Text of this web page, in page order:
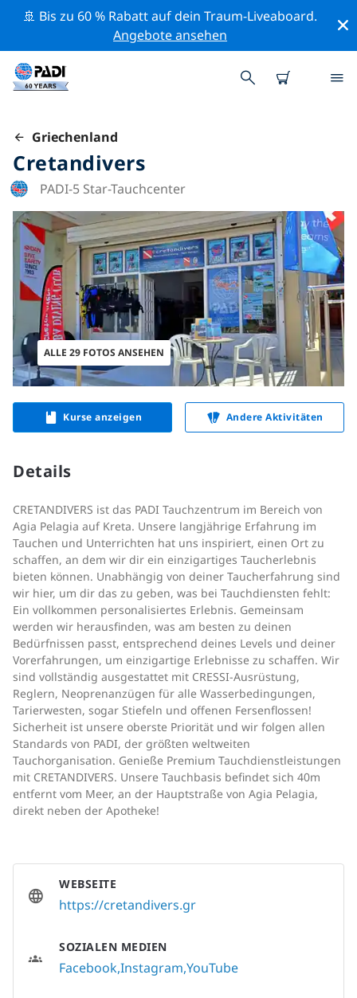
🚢 Bis zu 60 % Rabatt auf dein Traum-Liveaboard.
Angebote ansehen
Griechenland
Cretandivers
PADI-5 Star-Tauchcenter
ALLE 29 FOTOS ANSEHEN
Kurse anzeigen Andere Aktivitäten
Details
CRETANDIVERS ist das PADI Tauchzentrum im Bereich von
Agia Pelagia auf Kreta. Unsere langjährige Erfahrung im
Tauchen und Unterrichten hat uns inspiriert, einen Ort zu
schaffen, an dem wir dir ein einzigartiges Taucherlebnis
bieten können. Unabhängig von deiner Taucherfahrung sind
wir hier, um dir das zu geben, was bei Tauchdiensten fehlt:
Ein vollkommen personalisiertes Erlebnis. Gemeinsam
werden wir herausfinden, was am besten zu deinen
Bedürfnissen passt, entsprechend deines Levels und deiner
Vorerfahrungen, um einzigartige Erlebnisse zu schaffen. Wir
sind vollständig ausgestattet mit CRESSI-Ausrüstung,
Reglern, Neoprenanzügen für alle Wasserbedingungen,
Tarierwesten, sogar Stiefeln und offenen Fersenflossen!
Sicherheit ist unsere oberste Priorität und wir folgen allen
Standards von PADI, der größten weltweiten
Tauchorganisation. Genieße Premium Tauchdienstleistungen
mit CRETANDIVERS. Unsere Tauchbasis befindet sich 40m
entfernt vom Meer, an der Hauptstraße von Agia Pelagia,
direkt neben der Apotheke!
WEBSEITE
https://cretandivers.gr
SOZIALEN MEDIEN
FacebookInstagram YouTube